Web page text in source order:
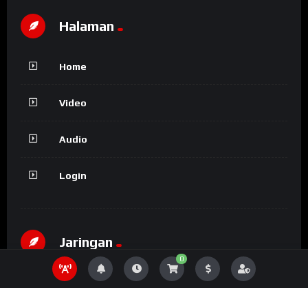
0
Halaman
Home
Video
Audio
Login
Jaringan
Part of sipjos.com yang mungkin anda ingin kunjungi..